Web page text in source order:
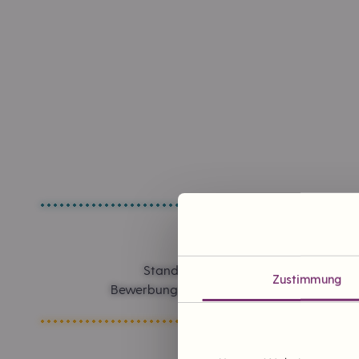
Zustimmung
Standorte in Planung
Bewerbung um einen Tante Enso